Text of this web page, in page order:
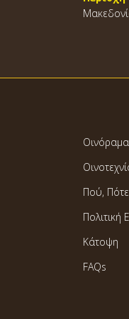
Οινόραμα
Πού,
Πολιτική
Κάτοψη
FAQs